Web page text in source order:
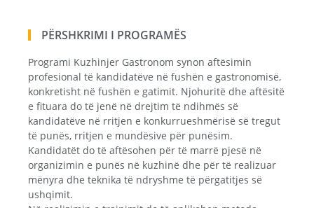
PËRSHKRIMI I PROGRAMËS
Programi Kuzhinjer Gastronom synon aftësimin
profesional të kandidatëve në fushën e gastronomisë,
konkretisht në fushën e gatimit. Njohuritë dhe aftësitë
e fituara do të jenë në drejtim të ndihmës së
kandidatëve në rritjen e konkurrueshmërisë së tregut
të punës, rritjen e mundësive për punësim.
Kandidatët do të aftësohen për të marrë pjesë në
organizimin e punës në kuzhinë dhe për të realizuar
mënyra dhe teknika të ndryshme të përgatitjes së
ushqimit.